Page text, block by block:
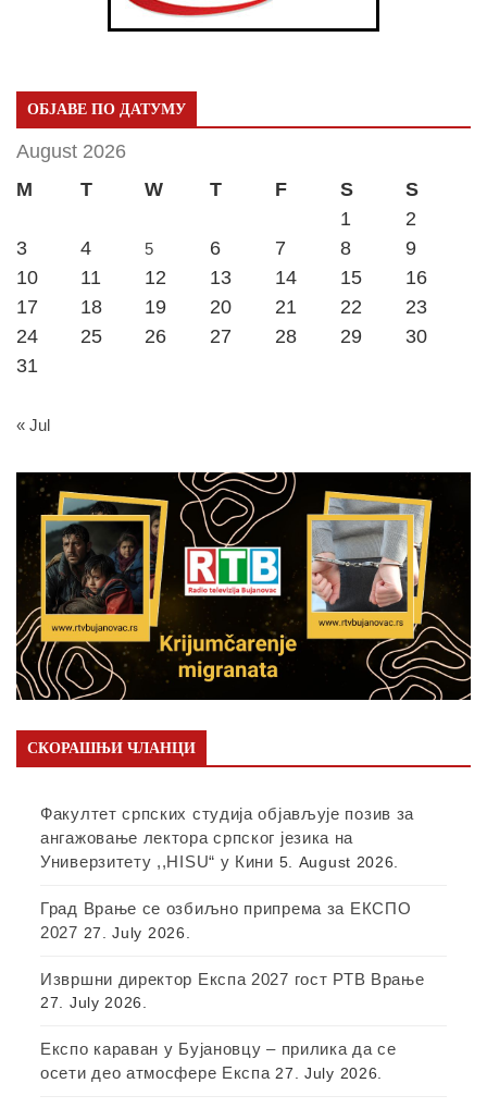
ОБЈАВЕ ПО ДАТУМУ
August 2026
M
T W T F S
S
1
2
3
4 5 6 7 8
9
10
11 12 13 14 15
16
17
18 19 20 21 22
23
24
25 26 27 28 29
30
31
« Jul
СКОРАШЊИ ЧЛАНЦИ
Факултет српских студија објављује позив за
ангажовање лектора српског језика на
Универзитету ,,HISU“ у Кини 5. August 2026.
Град Врање се озбиљно припрема за ЕКСПО
2027 27. July 2026.
Извршни директор Експа 2027 гост РТВ Врање
27. July 2026.
Експо караван у Бујановцу – прилика да се
осети део атмосфере Експа 27. July 2026.